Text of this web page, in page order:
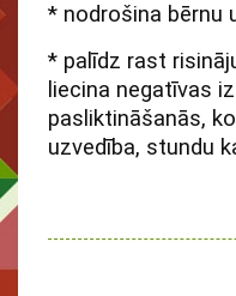
* nodrošina bērnu
* palīdz rast
liecina negatīvas
pasliktināšanās,
uzvedība, stundu